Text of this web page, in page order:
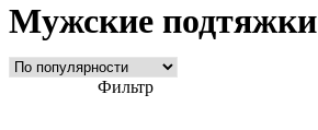
Мужские подтяжки
Фильтр